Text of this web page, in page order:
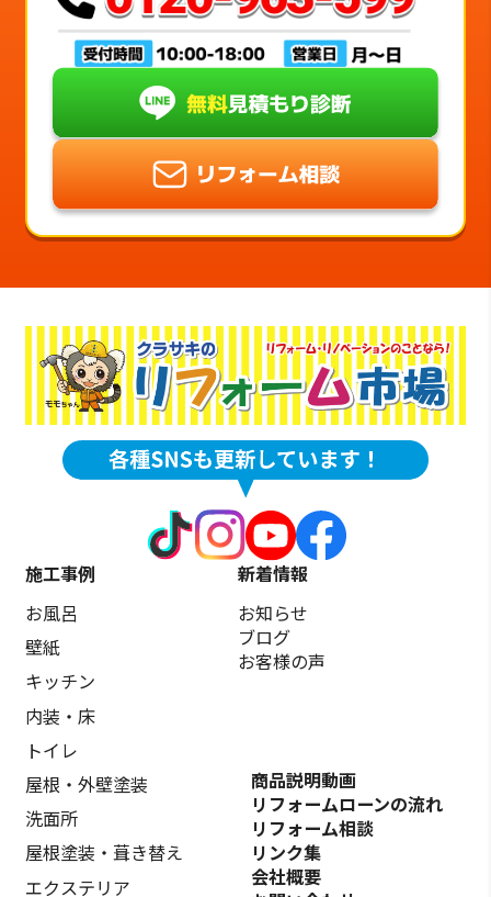
施工事例
お風呂
壁紙
キッチン
内装・床
トイレ
屋根・外壁塗装
洗面所
屋根塗装・葺き替え
エクステリア
新着情報
お知らせ
ブログ
お客様の声
商品説明動画
リフォームローンの流れ
リフォーム相談
リンク集
会社概要